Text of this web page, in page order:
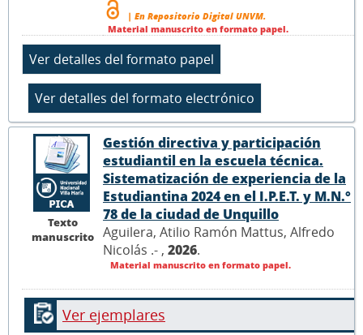
| En Repositorio Digital UNVM.
Material manuscrito en formato papel.
Texto
manuscrito
Gestión directiva y participación
estudiantil en la escuela técnica.
Sistematización de experiencia de la
Estudiantina 2024 en el I.P.E.T. y M.N.°
78 de la ciudad de Unquillo
Aguilera, Atilio Ramón Mattus, Alfredo
Nicolás .- , 2026.
Material manuscrito en formato papel.
Ver ejemplares